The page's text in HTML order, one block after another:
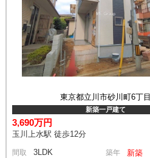
東京都立川市砂川町6丁目
新築一戸建て
3,690万円
玉川上水駅 徒歩12分
間取 3LDK 築年 新築